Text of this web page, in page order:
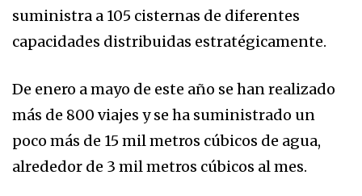
suministra a 105 cisternas de diferentes
capacidades distribuidas estratégicamente.
De enero a mayo de este año se han realizado
más de 800 viajes y se ha suministrado un
poco más de 15 mil metros cúbicos de agua,
alrededor de 3 mil metros cúbicos al mes.